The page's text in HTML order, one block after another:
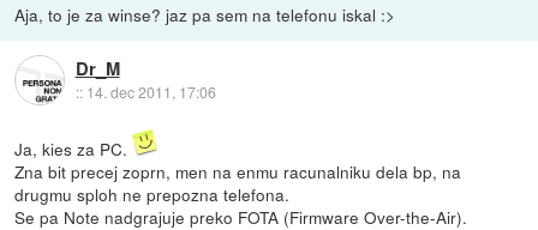
Aja, to je za winse? jaz pa sem na telefonu iskal :>
Dr_M
:: 14. dec 2011, 17:06
Ja, kies za PC.
Zna bit precej zoprn, men na enmu racunalniku dela bp, na
drugmu sploh ne prepozna telefona.
Se pa Note nadgrajuje preko FOTA (Firmware Over-the-Air).